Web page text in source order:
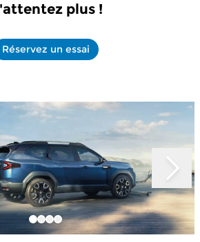
plus !
Réservez un essai